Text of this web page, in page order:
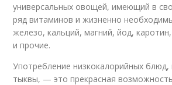
универсальных овощей, имеющий в
ряд витаминов и жизненно
железо, кальций, магний, йод,
и прочие.
Употребление низкокалорийных блюд,
тыквы, — это прекрасная